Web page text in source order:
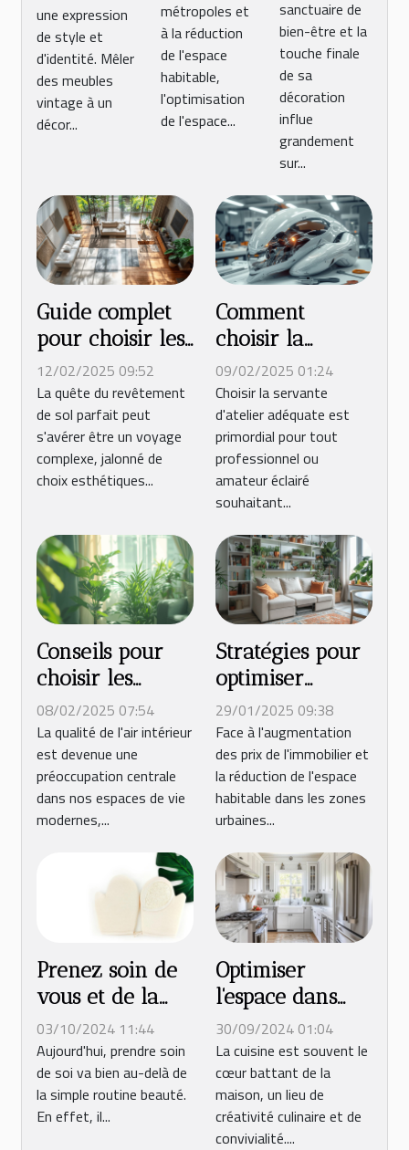
décoration
moderne
une expression
de style et
d'identité. Mêler
des meubles
vintage à un
décor...
urbains
métropoles et
à la réduction
de l'espace
habitable,
l'optimisation
de l'espace...
pour
votre
salle de
bain
sanctuaire de
bien-être et la
touche finale
de sa
décoration
influe
grandement
sur...
Guide complet
pour choisir les
meilleurs
revêtements de
sol pour votre
maison
12/02/2025 09:52
La quête du revêtement
de sol parfait peut
s'avérer être un voyage
complexe, jalonné de
choix esthétiques...
Comment
choisir la
meilleure
servante pour
organiser un
atelier en 2025
09/02/2025 01:24
Choisir la servante
d'atelier adéquate est
primordial pour tout
professionnel ou
amateur éclairé
souhaitant...
Conseils pour
choisir les
meilleures
plantes
d'intérieur pour
purifier l'air
08/02/2025 07:54
La qualité de l'air intérieur
est devenue une
préoccupation centrale
dans nos espaces de vie
modernes,...
Stratégies pour
optimiser
l'espace et le
confort dans les
petits
appartements
29/01/2025 09:38
Face à l'augmentation
des prix de l'immobilier et
la réduction de l'espace
habitable dans les zones
urbaines...
Prenez soin de
vous et de la
planète avec des
accessoires de
salle de bain en
bambou !
03/10/2024 11:44
Aujourd'hui, prendre soin
de soi va bien au-delà de
la simple routine beauté.
En effet, il...
Optimiser
l'espace dans
une petite
cuisine :
techniques et
conseils
30/09/2024 01:04
La cuisine est souvent le
cœur battant de la
maison, un lieu de
créativité culinaire et de
convivialité....